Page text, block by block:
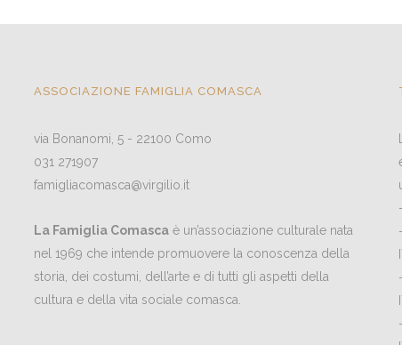
ASSOCIAZIONE FAMIGLIA COMASCA
via Bonanomi, 5 - 22100 Como
031 271907
famigliacomasca@virgilio.it
La Famiglia Comascaè un’associazione culturale nata
nel 1969 che intende promuovere la conoscenza della
storia, dei costumi, dell’arte e di tutti gli aspetti della
cultura e della vita sociale comasca.
-
-
-
-